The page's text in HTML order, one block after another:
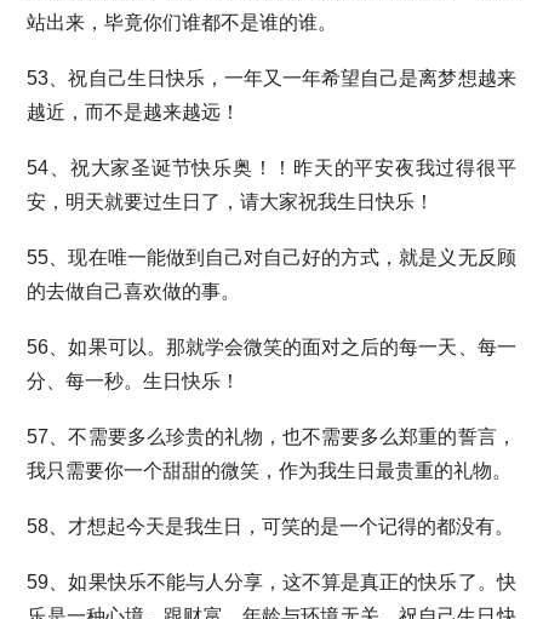
站出来，毕竟你们谁都不是谁的谁。
53、祝自己生日快乐，一年又一年希望自己是离梦想越来
越近，而不是越来越远！
54、祝大家圣诞节快乐奥！！昨天的平安夜我过得很平
安，明天就要过生日了，请大家祝我生日快乐！
55、现在唯一能做到自己对自己好的方式，就是义无反顾
的去做自己喜欢做的事。
56、如果可以。那就学会微笑的面对之后的每一天、每一
分、每一秒。生日快乐！
57、不需要多么珍贵的礼物，也不需要多么郑重的誓言，
我只需要你一个甜甜的微笑，作为我生日最贵重的礼物。
58、才想起今天是我生日，可笑的是一个记得的都没有。
59、如果快乐不能与人分享，这不算是真正的快乐了。快